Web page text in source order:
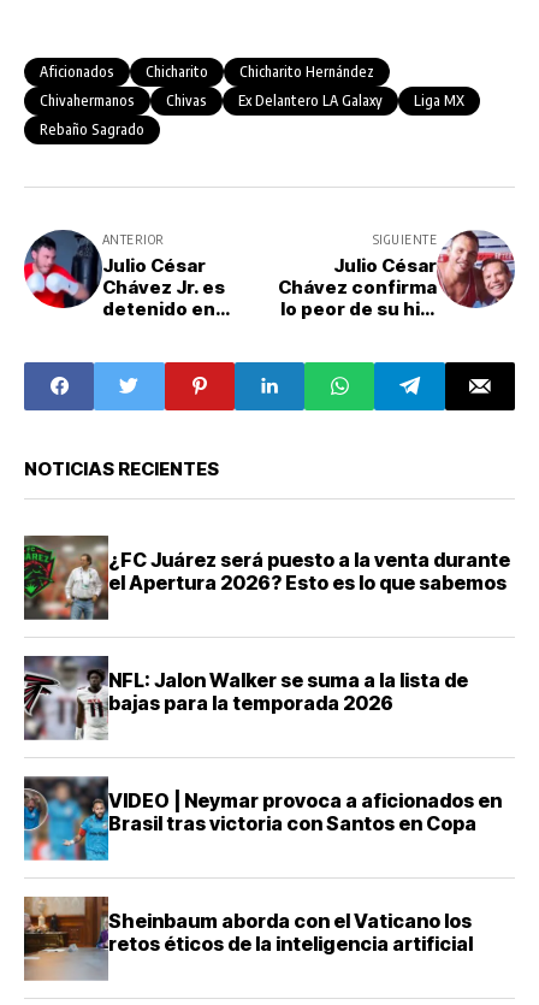
Aficionados Chicharito
Chicharito Hernández
Chivahermanos
Chivas Ex Delantero LA Galaxy
Liga MX
Rebaño Sagrado
ANTERIOR
Julio César
Chávez Jr. es
detenido en
ilegal de armas
SIGUIENTE
Julio César
Chávez confirma
lo peor de su hijo
NOTICIAS RECIENTES
¿FC Juárez será puesto a la venta durante
el Apertura 2026? Esto es lo que sabemos
NFL: Jalon Walker se suma a la lista de
bajas para la temporada 2026
VIDEO | Neymar provoca a aficionados en
Brasil tras victoria con Santos en Copa
Sheinbaum aborda con el Vaticano los
retos éticos de la inteligencia artificial